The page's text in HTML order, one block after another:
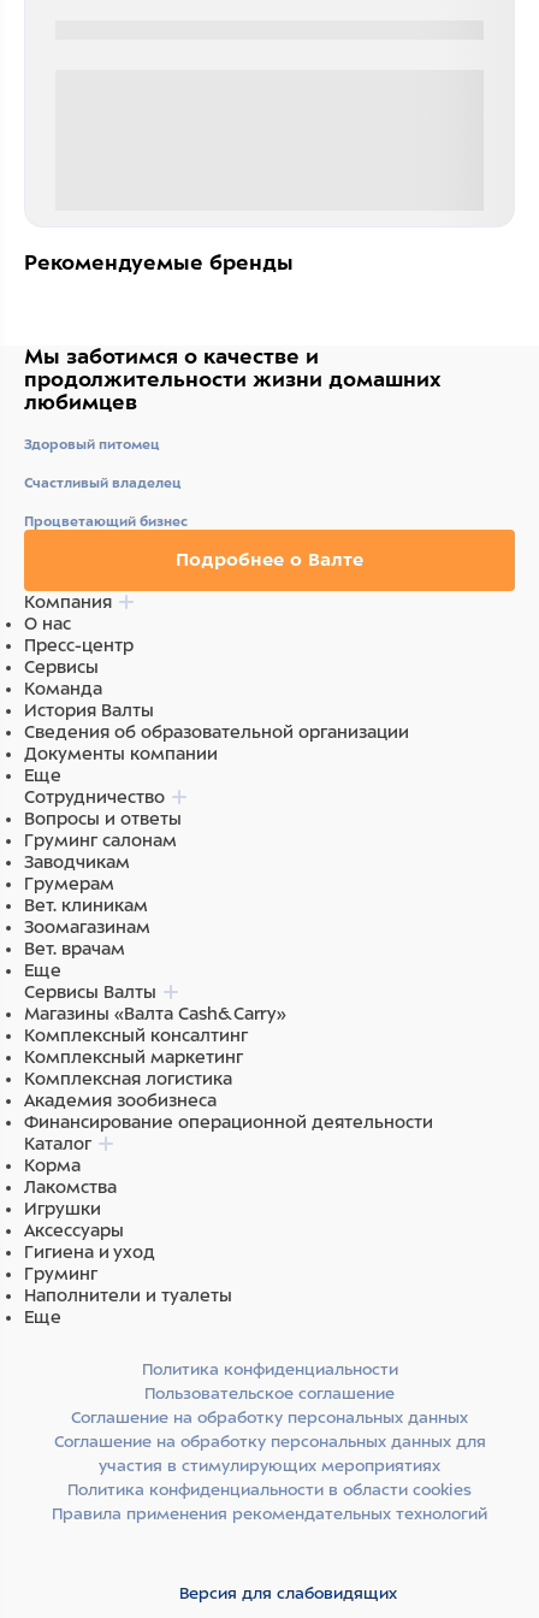
Рекомендуемые бренды
Мы заботимся о качестве и
продолжительности жизни домашних
любимцев
Здоровый питомец
Счастливый владелец
Процветающий бизнес
Подробнее о Валте
Компания
О нас
Пресс-центр
Сервисы
Команда
История Валты
Сведения об образовательной организации
Документы компании
Еще
Сотрудничество
Вопросы и ответы
Груминг салонам
Заводчикам
Грумерам
Вет. клиникам
Зоомагазинам
Вет. врачам
Еще
Сервисы Валты
Магазины «Валта Cash&Carry»
Комплексный консалтинг
Комплексный маркетинг
Комплексная логистика
Академия зообизнеса
Финансирование операционной деятельности
Каталог
Корма
Лакомства
Игрушки
Аксессуары
Гигиена и уход
Груминг
Наполнители и туалеты
Еще
Политика конфиденциальности
Пользовательское соглашение
Соглашение на обработку персональных данных
Соглашение на обработку персональных данных для
участия в стимулирующих мероприятиях
Политика конфиденциальности в области cookies
Правила применения рекомендательных технологий
Версия для слабовидящих